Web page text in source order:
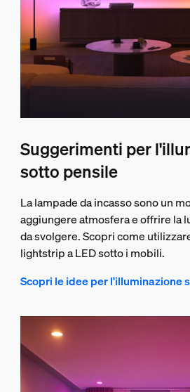
Suggerimenti per
sotto pensile
La lampade da incasso sono un
aggiungere atmosfera e offrire la
da svolgere. Scopri come
lightstrip a LED sotto i mobili.
Scopri le idee per l'illuminazione